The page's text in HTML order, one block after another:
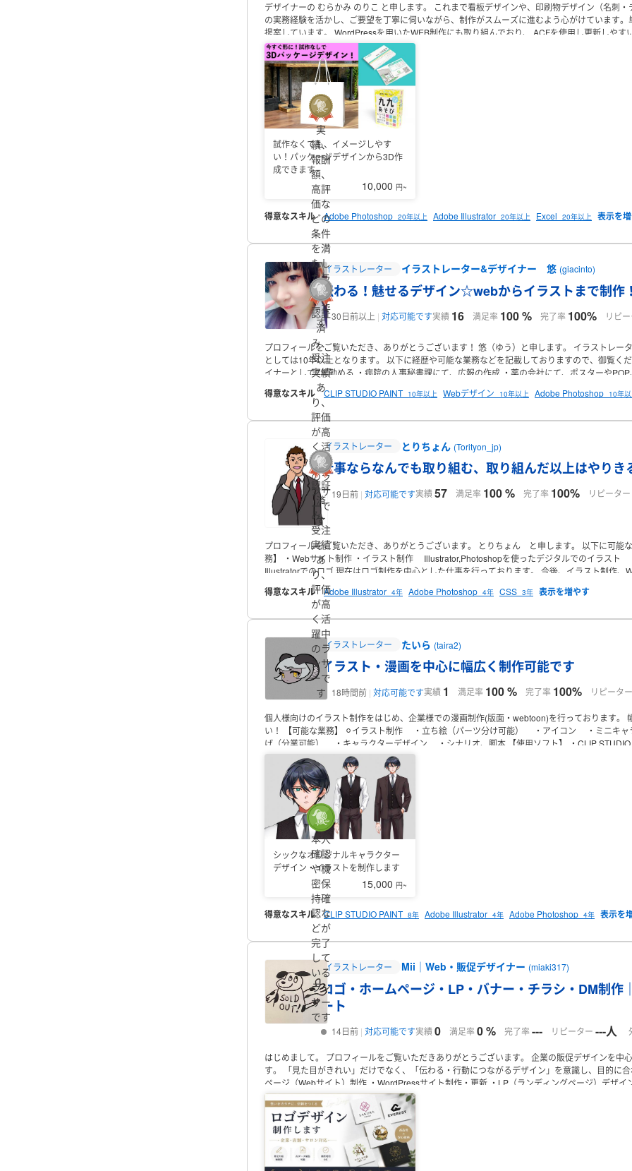
デザイナーの むらかみ のりこ と申します。 これまで看板デザインや、印刷物デザイン（名刺
の実務経験を活かし、ご要望を丁寧に伺いながら、制作がスムーズに進むよう心がけています
提案しています。
WordPressを用いたWEB制作にも取り組んでおり、 ACFを使用し更新しやす
ィについても、基本的なポイントを意識して制作しています。
（デザイン部所属）・商品ロゴエンブレムのレイアウト（版下・意匠図作成）
チラシ、名刺、のぼり、看板制作・ホームページ更新・修正、WordPress化（進行中）
ーズ） ・カードゲーム（パッケージ・カードデザイン・説明書）
作（WordPress）
・既存サイトの修正・更新
ジや目的を丁寧に伺い、ターゲットや方向性を整理したうえでデザインに反映します。
ーション認識のズレが起きないよう、やり取りを大切にしています。
ご連絡や修正依頼にも迅速に対応できます。
用）・HTML / CSS / JavaScript・Figma
けるよう努めてまいります。。どうぞよろしくお願いいたします。
試作なくても、イメージしやす
い！パッケージデザインから3D作
成できます
10,000 円~
得意なスキル Adobe Photoshop 20年以上 Adobe Illustrator 20年以上 Excel 20年以上
実
績、
報酬
額、
高評
価な
どの
条件
を満
たし
たラ
ンサ
ーで
す
イラストレーター イラストレーター&デザイナー 悠 (giacinto)
伝わる！魅せるデザイン☆webからイラストまで制作
30日前以上 対応可能です実績 16 満足率 100 % 完了率 100% リピ
プロフィールをご覧いただき、ありがとうございます！ 悠（ゆう）と申します。
イラストレー
としては10年以上となります。
以下に経歴や可能な業務などを記載しておりますので、御覧くだ
イナーとして7年勤める ・病院の人事秘書課にて、広報の作成 ・薬の会社にて、ポスターや
・Instagram等のSNS用の広告・YouTubeのサムネイル、画像作成
バナー・チラシ・パンフレット作成・イラスト・Web制作 Figma，Studio・デザイン：
ど、クライアント様のイメージに合ったデザインを作ることを心がけています。
・Canva【趣味】旅行、温泉、神社巡り、美術館、お香、薬学(資格持ち)、お菓子やパン作り
り、珈琲、お酒、猫、等
得意なスキル CLIP STUDIO PAINT 10年以上 Webデザイン 10年以上 Adobe Photoshop 10年
認証
済
み、
受注
実績
あ
り、
評価
が高
く活
躍中
のラ
ンサ
ーで
す
イラストレーター とりちょん (Torityon_jp)
仕事ならなんでも取り組む、取り組んだ以上はやりき
19日前 対応可能です実績57 満足率 100 % 完了率 100% リピーター
プロフィールをご覧いただき、ありがとうございます。 とりちょん と申します。 以下に可能
務】
・Webサイト制作 ・イラスト制作 Illustrator,Photoshopを使ったデジタルでのイラスト
Illustratorでのロゴ 現在はロゴ制作を中心とした仕事を行っております。 今後、イラスト制作、
Illustratorクリエイター能力認定試験 エキスパート
家検定ウェブデザイン技能検定2級 ウェブデザイン技能検定3級コンペ案件での提案が主と
力いたしますので、どうぞよろしくお願いします。
得意なスキル Adobe Illustrator 4年 Adobe Photoshop 4年 CSS 3年
認証
済
み、
受注
実績
あ
り、
評価
が高
く活
躍中
のラ
ンサ
ーで
す
イラストレーター たいら (taira2)
イラスト・漫画を中心に幅広く制作可能です
18時間前 対応可能です実績 1 満足率 100 % 完了率 100% リピーター
個人様向けのイラスト制作をはじめ、企業様での漫画制作(版面・webtoon)を行っております。
い！
【可能な業務】 ⚪︎イラスト制作 ・立ち絵（パーツ分け可能） ・アイコン ・ミニキャ
げ（分業可能）
・キャラクターデザイン ・シナリオ、脚本 【使用ソフト】 ・CLIP
記事ライティング・HP用バナー制作・webtoon着彩・仕上げ
絡ください！基本的に気付き次第すぐにお返事させていただきます。
シックなオリジナルキャラクター
デザイン・イラストを制作します
15,000 円~
得意なスキル CLIP STUDIO PAINT 8年 Adobe Illustrator 4年 Adobe Photoshop 4年
本人
確認
や機
密保
持確
認な
どが
完了
して
いる
ラン
サー
です
イラストレーター Mii｜Web・販促デザイナー (miaki317)
ロゴ・ホームページ・LP・バナー・チラシ・DM制作
ート
14日前 対応可能です実績0 満足率 0 % 完了率 --- リピーター ---人
はじめまして。 プロフィールをご覧いただきありがとうございます。
企業の販促デザインを中
す。
「見た目がきれい」だけでなく、「伝わる・行動につながるデザイン」を意識し、目的に
ページ（Webサイト）制作 ・WordPressサイト制作・更新 ・LP（ランディングページ）デザイ
会社案内・メルマガデザイン使用ツール
性向け・企業向け ・販促デザイン納期厳守・丁寧なコミュニケーションを大切にしています。